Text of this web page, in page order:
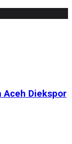
Aceh Diekspor